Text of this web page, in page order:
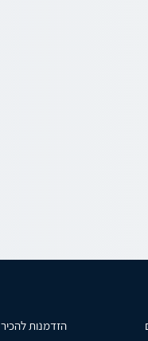
הזדמנות להכיר